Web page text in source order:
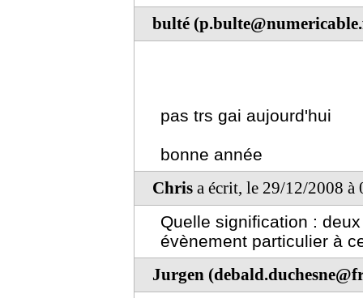
bulté
pas trs gai aujourd'hui
bonne année
Chris a écrit, le 29/12/2008 à
Quelle signification :
évènement particulier à
Jurgen